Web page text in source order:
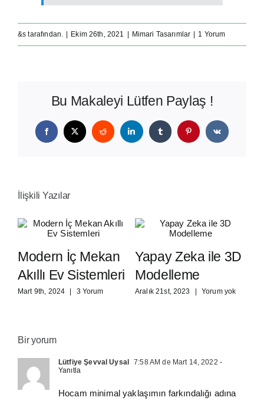
&s tarafından. | Ekim 26th, 2021 | Mimari Tasarımlar | 1 Yorum
Bu Makaleyi Lütfen Paylaş !
FacebookX Reddit LinkedIn Tumblr Pinterest Vk
İlişkili Yazılar
Modern İç Mekan
Akıllı Ev Sistemleri
Mart 9th, 2024 | 3 Yorum
Yapay Zeka ile 3D
Modelleme
Aralık 21st, 2023 | Yorum yok
Bir yorum
Lütfiye Şevval Uysal 7:58 AM de Mart 14, 2022 -
Yanıtla
Hocam minimal yaklaşımın farkındalığı adına